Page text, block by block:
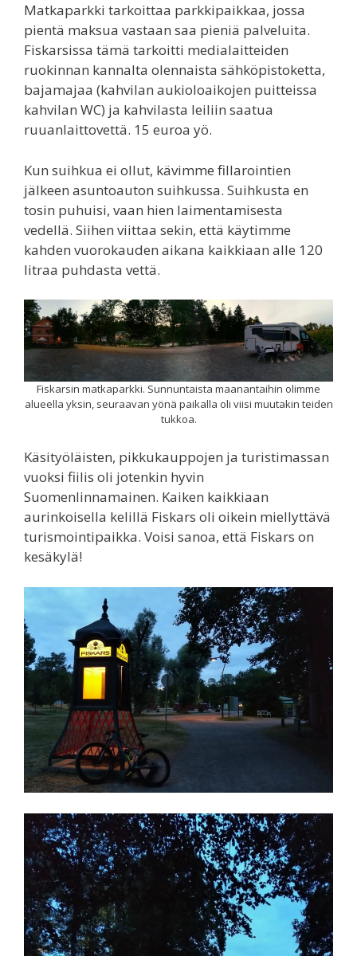
Matkaparkki tarkoittaa parkkipaikkaa, jossa
pientä maksua vastaan saa pieniä palveluita.
Fiskarsissa tämä tarkoitti medialaitteiden
ruokinnan kannalta olennaista sähköpistoketta,
bajamajaa (kahvilan aukioloaikojen puitteissa
kahvilan WC) ja kahvilasta leiliin saatua
ruuanlaittovettä. 15 euroa yö.
Kun suihkua ei ollut, kävimme fillarointien
jälkeen asuntoauton suihkussa. Suihkusta en
tosin puhuisi, vaan hien laimentamisesta
vedellä. Siihen viittaa sekin, että käytimme
kahden vuorokauden aikana kaikkiaan alle 120
litraa puhdasta vettä.
Fiskarsin matkaparkki. Sunnuntaista maanantaihin olimme
alueella yksin, seuraavan yönä paikalla oli viisi muutakin teiden
tukkoa.
Käsityöläisten, pikkukauppojen ja turistimassan
vuoksi fiilis oli jotenkin hyvin
Suomenlinnamainen. Kaiken kaikkiaan
aurinkoisella kelillä Fiskars oli oikein miellyttävä
turismointipaikka. Voisi sanoa, että Fiskars on
kesäkylä!